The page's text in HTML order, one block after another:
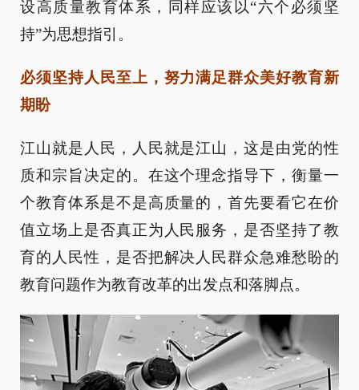
设高质量教育体系，同样应该以“六个必须坚
持”为思想指引。
必须坚持人民至上，努力满足群众美好教育新
期盼
江山就是人民，人民就是江山，这是由党的性
质和宗旨决定的。在这个理念指导下，衡量一
个教育体系是不是高质量的，首先要看它在价
值立场上是否真正为人民服务，是否坚持了教
育的人民性，是否把解决人民群众急难愁盼的
教育问题作为教育改革的出发点和落脚点。